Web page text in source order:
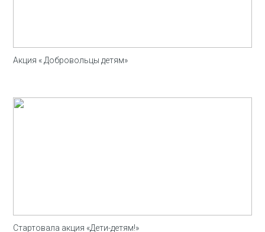
Акция « Добровольцы детям»
Стартовала акция «Дети-детям!»